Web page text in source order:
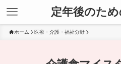
定年後のた
ホーム 医療・介護・福祉分野